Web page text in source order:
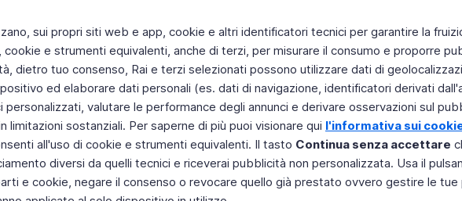
sui propri siti web e app, cookie e altri identificatori tecnici per garantire la
e strumenti equivalenti, anche di terzi, per misurare il consumo e proporre
dietro tuo consenso, Rai e terzi selezionati possono utilizzare dati di
ed elaborare dati personali (es. dati di navigazione, identificatori derivati
personalizzati, valutare le performance degli annunci e derivare osservazioni sul
limitazioni sostanziali. Per saperne di più puoi visionare qui l'informativa sui
all'uso di cookie e strumenti equivalenti. Il tasto Continua senza accettare
diversi da quelli tecnici e riceverai pubblicità non personalizzata. Usa il
e cookie, negare il consenso o revocare quello già prestato ovvero gestire le tue
Fai di Televideo la tua Home Page Chi Siamo
Copyright © 2011 Rai - Tutti i diritti riservati
Engineered by RAI - Reti e Piattaforme